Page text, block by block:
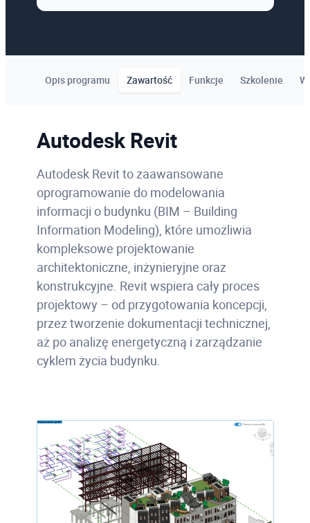
Opis programu Zawartość Funkcje Szkolenie
Autodesk Revit
Autodesk Revit to zaawansowane
oprogramowanie do modelowania
informacji o budynku (BIM – Building
Information Modeling), które umożliwia
kompleksowe projektowanie
architektoniczne, inżynieryjne oraz
konstrukcyjne. Revit wspiera cały proces
projektowy – od przygotowania koncepcji,
przez tworzenie dokumentacji technicznej,
aż po analizę energetyczną i zarządzanie
cyklem życia budynku.